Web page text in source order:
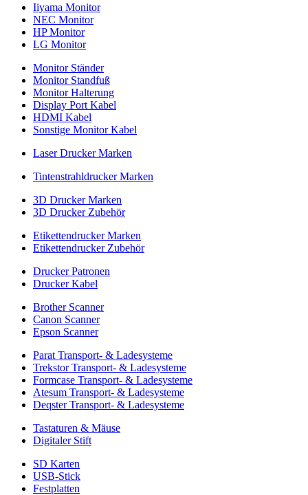
Iiyama Monitor
NEC Monitor
HP Monitor
LG Monitor
Monitor Ständer
Monitor Standfuß
Monitor Halterung
Display Port Kabel
HDMI Kabel
Sonstige Monitor Kabel
Laser Drucker Marken
Tintenstrahldrucker Marken
3D Drucker Marken
3D Drucker Zubehör
Etikettendrucker Marken
Etikettendrucker Zubehör
Drucker Patronen
Drucker Kabel
Brother Scanner
Canon Scanner
Epson Scanner
Parat Transport- & Ladesysteme
Trekstor Transport- & Ladesysteme
Formcase Transport- & Ladesysteme
Atesum Transport- & Ladesysteme
Deqster Transport- & Ladesysteme
Tastaturen & Mäuse
Digitaler Stift
SD Karten
USB-Stick
Festplatten